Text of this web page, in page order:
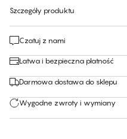
Szczegóły produktu
Czatuj z nami
Łatwa i bezpieczna płatność
Darmowa dostawa do sklepu
Wygodne zwroty i wymiany